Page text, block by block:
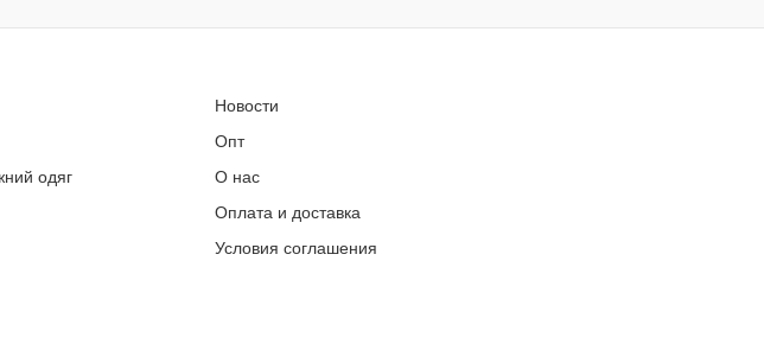
одяг
Новости
Опт
О нас
Оплата и доставка
Условия соглашения